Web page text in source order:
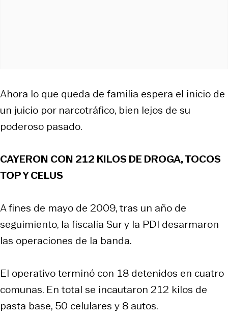
Ahora lo que queda de familia espera el inicio de
un juicio por narcotráfico, bien lejos de su
poderoso pasado.
CAYERON CON 212 KILOS DE DROGA, TOCOS
TOP Y CELUS
A fines de mayo de 2009, tras un año de
seguimiento, la fiscalía Sur y la PDI desarmaron
las operaciones de la banda.
El operativo terminó con 18 detenidos en cuatro
comunas. En total se incautaron 212 kilos de
pasta base, 50 celulares y 8 autos.